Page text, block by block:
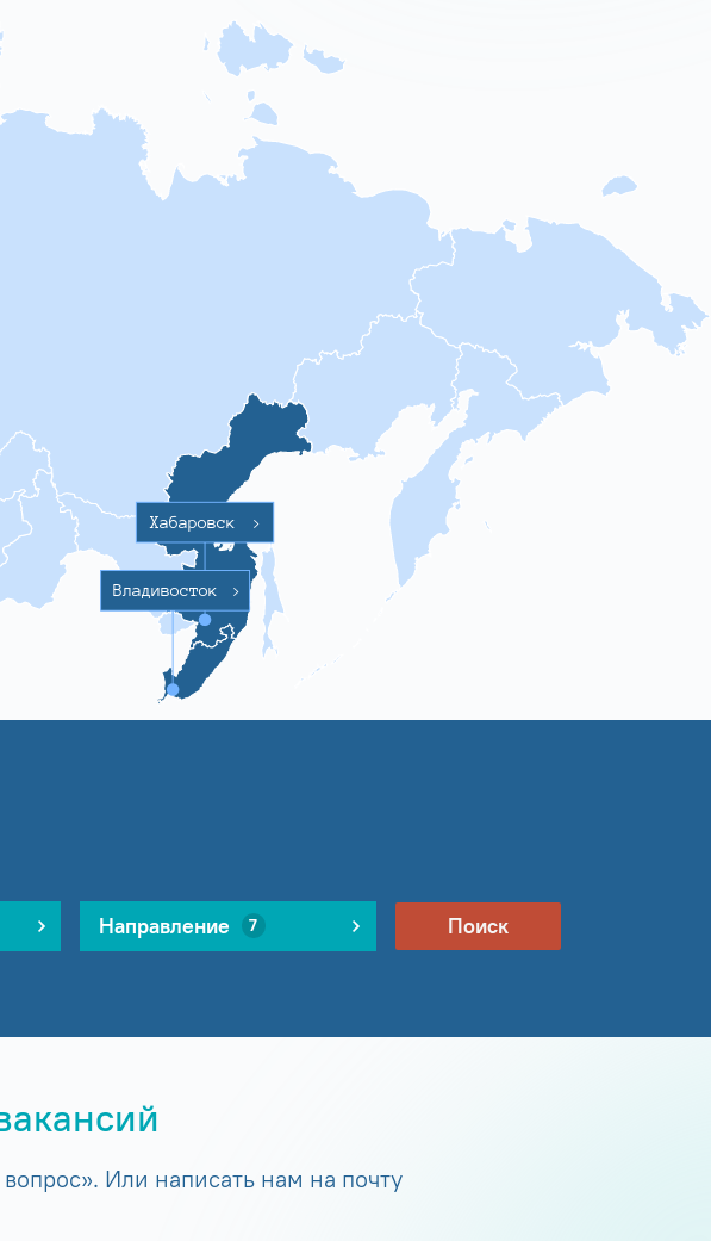
Хабаровск >
Владивосток >
Направление 7 Поиск
Или написать нам на почту